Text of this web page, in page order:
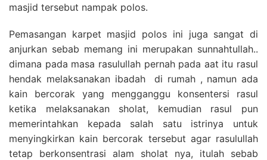
masjid tersebut nampak polos.
Pemasangan karpet masjid polos ini juga sangat di
anjurkan sebab memang ini merupakan sunnahtullah..
dimana pada masa rasulullah pernah pada aat itu rasul
hendak melaksanakan ibadah di rumah , namun ada
kain bercorak yang mengganggu konsentersi rasul
ketika melaksanakan sholat, kemudian rasul pun
memerintahkan kepada salah satu istrinya untuk
menyingkirkan kain bercorak tersebut agar rasulullah
tetap berkonsentrasi alam sholat nya, itulah sebab